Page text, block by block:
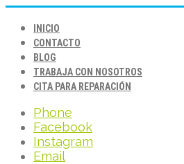
INICIO
CONTACTO
BLOG
TRABAJA CON NOSOTROS
CITA PARA REPARACIÓN
Phone
Facebook
Instagram
Email